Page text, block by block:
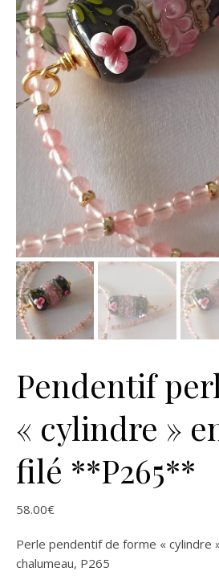
Pendentif
« cylindre »
filé **P265**
58.00€
Perle pendentif de forme « cylindre
chalumeau, P265